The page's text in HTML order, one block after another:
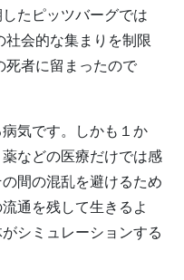
たピッツバーグでは
会的な集まりを制限
死者に留まったので
気です。しかも１か
などの医療だけでは感
間の混乱を避けるため
通を残して生きるよ
シミュレーションする